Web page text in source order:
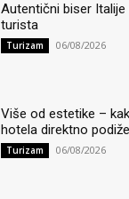
Autentični biser Italije
turista
Turizam 06/08/2026
Više od estetike –
hotela direktno
Turizam 06/08/2026